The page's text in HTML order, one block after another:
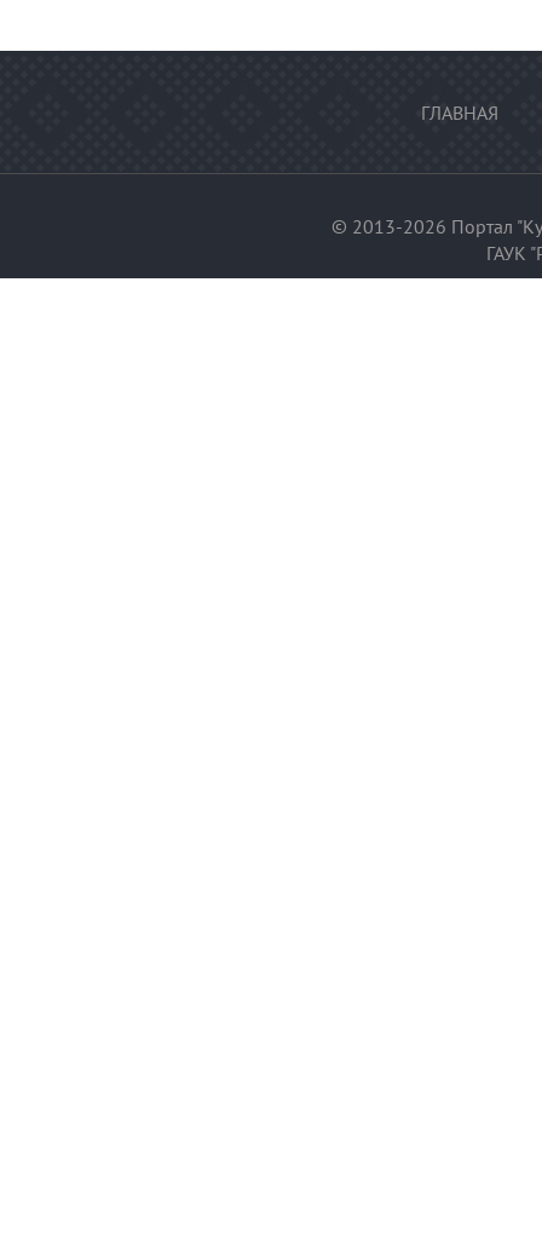
ГЛАВНАЯ
© 2013-2026 Портал
ГАУК